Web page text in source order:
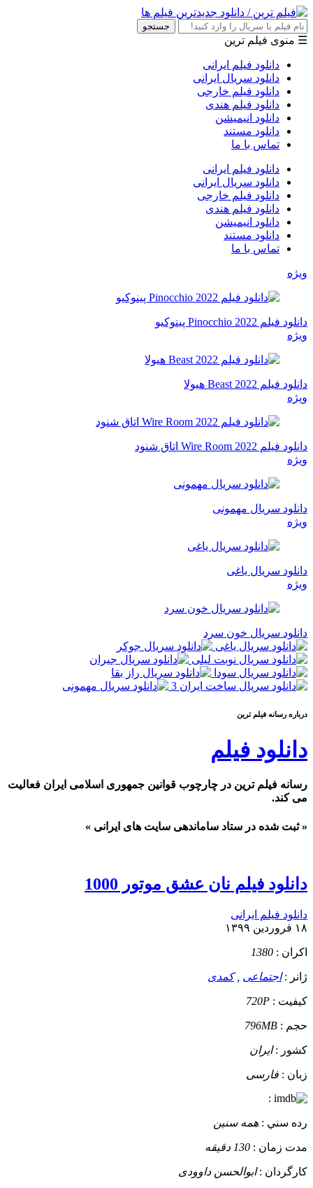
جستجو
☰ منوی فیلم ترین
دانلود فیلم ایرانی
دانلود سریال ایرانی
دانلود فیلم خارجی
دانلود فیلم هندی
دانلود انیمیشن
دانلود مستند
تماس با ما
دانلود فیلم ایرانی
دانلود سریال ایرانی
دانلود فیلم خارجی
دانلود فیلم هندی
دانلود انیمیشن
دانلود مستند
تماس با ما
ویژه
دانلود فیلم Pinocchio 2022 پینوکیو
ویژه
دانلود فیلم Beast 2022 هیولا
ویژه
دانلود فیلم Wire Room 2022 اتاق شنود
ویژه
دانلود سریال مهمونی
ویژه
دانلود سریال یاغی
ویژه
دانلود سریال خون سرد
درباره رسانه فيلم ترين
دانلود فیلم
رسانه فیلم ترین در چارچوب قوانین جمهوری اسلامی ایران فعالیت
می کند.
« ثبت شده در ستاد ساماندهی سایت های ایرانی »
دانلود فیلم نان عشق موتور 1000
دانلود فیلم ایرانی
۱۸ فروردین ۱۳۹۹
اکران : 1380
ژانر :اجتماعی ,کمدی
کيفيت : 720P
حجم : 796MB
کشور :ایران
زبان : فارسی
:
رده سني : همه سنین
مدت زمان : 130 دقیقه
کارگردان :ابوالحسن داوودی